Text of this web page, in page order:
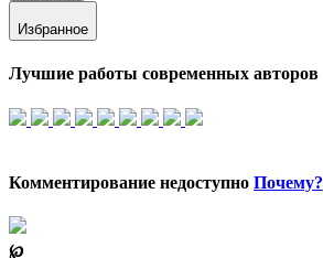
Избранное
Лучшие работы современных авторов
Комментирование недоступно Почему?
℘